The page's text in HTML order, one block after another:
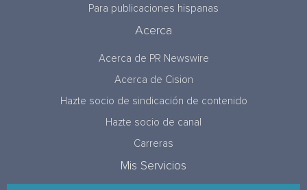
Para publicaciones hispanas
Acerca
Acerca de PR Newswire
Acerca de Cision
Hazte socio de sindicación de contenido
Hazte socio de canal
Carreras
Mis Servicios